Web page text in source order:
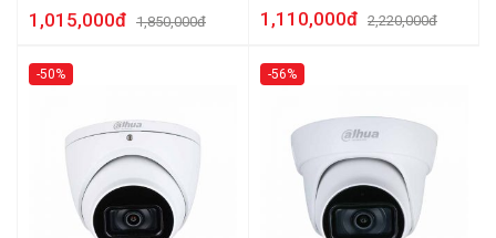
1,015,000đ 1,850,000đ 1,110,000đ 2,220,000đ
-50% -56%